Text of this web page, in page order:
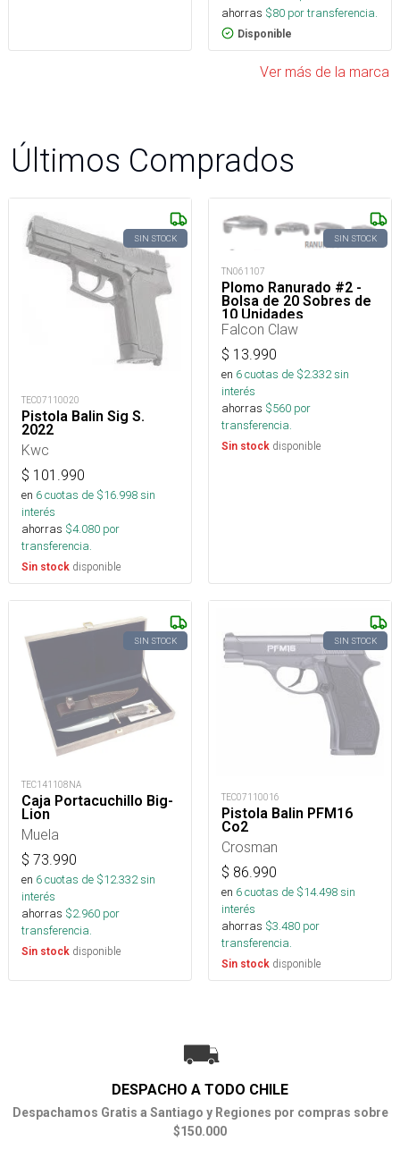
ahorras $80 por transferencia.
Disponible
Ver más de la marca
Últimos Comprados
SIN STOCK
TEC07110020
Pistola Balin Sig S.
2022
Kwc
$ 101.990
en 6cuotas de $16.998sin
interés
ahorras $4.080 por
transferencia.
Sin stock disponible
SIN STOCK
TN061107
Plomo Ranurado #2 -
Bolsa de 20 Sobres de
10 Unidades
Falcon Claw
$ 13.990
en 6cuotas de $2.332sin
interés
ahorras $560 por
transferencia.
Sin stock disponible
SIN STOCK
TEC141108NA
Caja Portacuchillo Big-
Lion
Muela
$ 73.990
en 6cuotas de $12.332sin
interés
ahorras $2.960 por
transferencia.
Sin stock disponible
SIN STOCK
TEC07110016
Pistola Balin PFM16
Co2
Crosman
$ 86.990
en 6cuotas de $14.498sin
interés
ahorras $3.480 por
transferencia.
Sin stock disponible
DESPACHO A TODO CHILE
Despachamos Gratis a Santiago y Regiones por compras sobre
$150.000